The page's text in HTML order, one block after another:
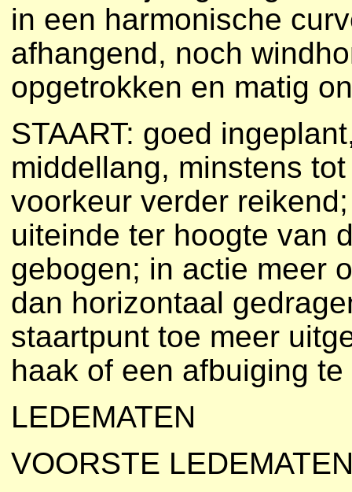
in een harmonische
afhangend, noch
opgetrokken en matig
STAART: goed
middellang, minstens
voorkeur verder
uiteinde ter hoogte van
gebogen; in actie meer
dan horizontaal
staartpunt toe meer
haak of een afbuiging
LEDEMATEN
VOORSTE